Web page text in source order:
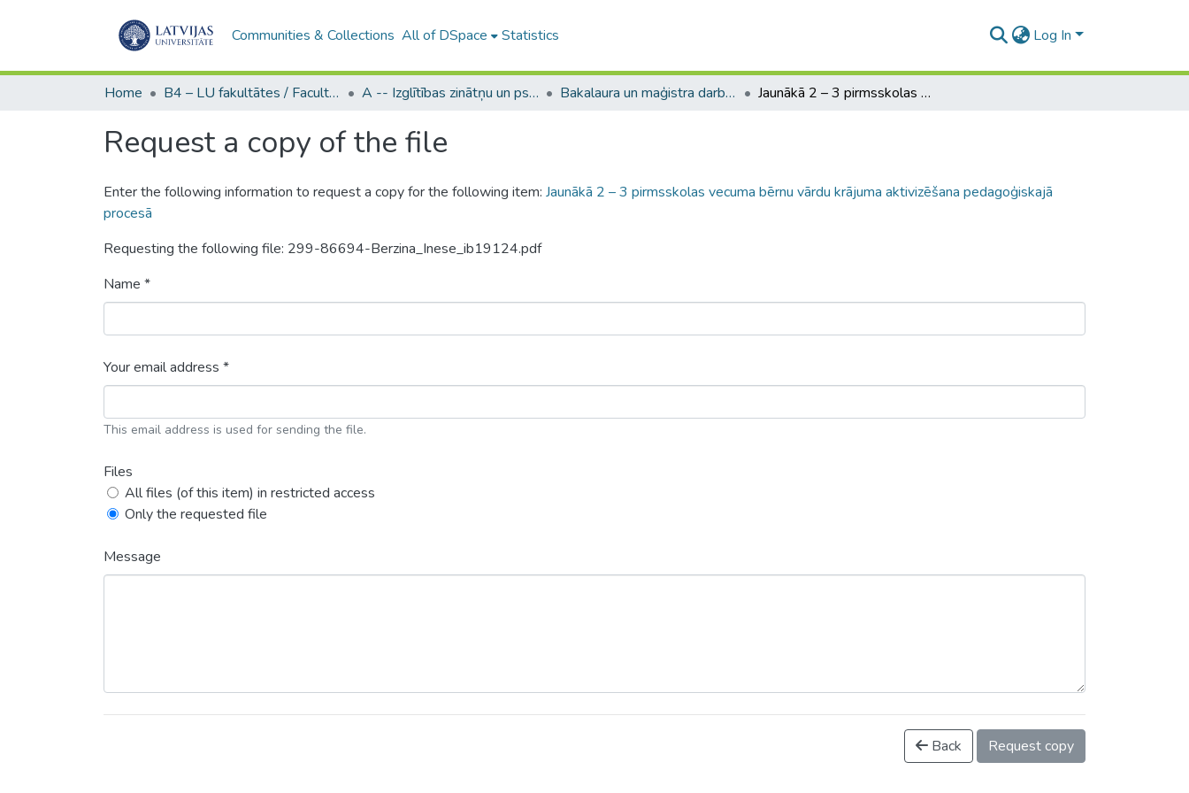
Communities & Collections All of DSpace Statistics Log In
Home B4 – LU fakultātes / Faculties of the UL A -- Izglītības zinātņu un psiholoģijas fakultāte / Faculty of Education Sciences and Psychology Bakalaura un maģistra darbi (PPMF) / Bachelor's and Master's theses Jaunākā 2 – 3 pirmsskolas vecuma bērnu vārdu krājuma aktivizēšana pedagoģiskajā procesā
Request a copy of the file
Enter the following information to request a copy for the following item: Jaunākā 2 – 3 pirmsskolas vecuma bērnu vārdu krājuma aktivizēšana pedagoģiskajā
procesā
Requesting the following file: 299-86694-Berzina_Inese_ib19124.pdf
Name *
Your email address *
This email address is used for sending the file.
Files
All files (of this item) in restricted access
Only the requested file
Message
Back Request copy